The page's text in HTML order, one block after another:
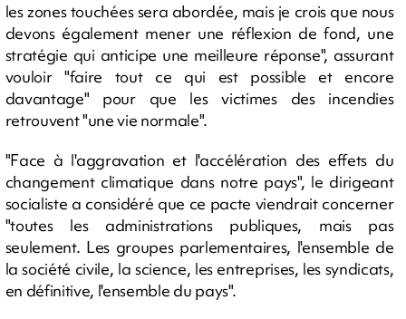
les zones touchées sera abordée, mais je crois que nous
devons également mener une réflexion de fond, une
stratégie qui anticipe une meilleure réponse", assurant
vouloir "faire tout ce qui est possible et encore
davantage" pour que les victimes des incendies
retrouvent "une vie normale".
"Face à l'aggravation et l'accélération des effets du
changement climatique dans notre pays", le dirigeant
socialiste a considéré que ce pacte viendrait concerner
"toutes les administrations publiques, mais pas
seulement. Les groupes parlementaires, l'ensemble de
la société civile, la science, les entreprises, les syndicats,
en définitive, l'ensemble du pays".